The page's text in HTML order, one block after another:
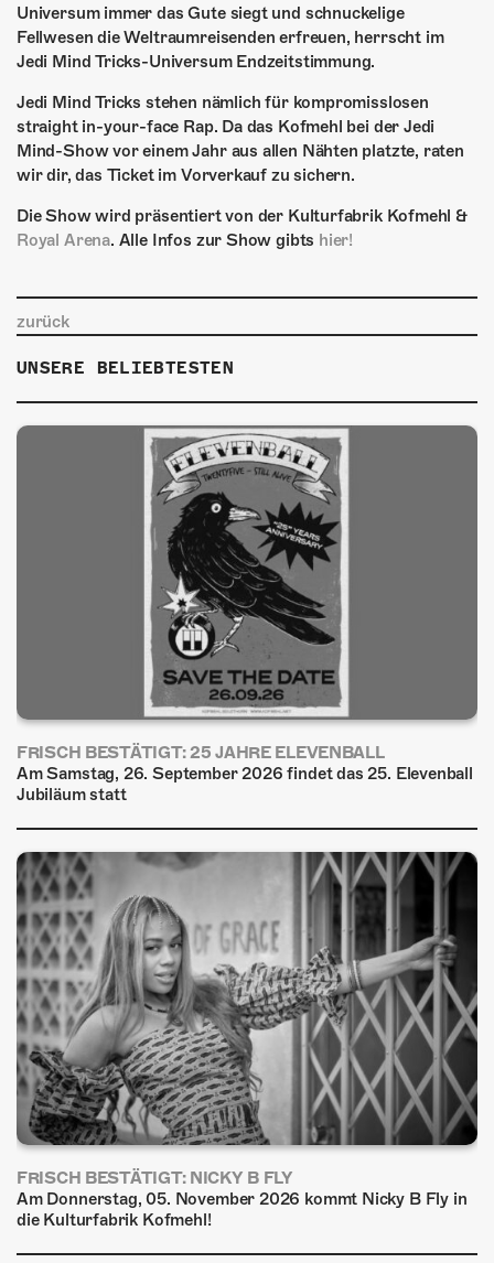
Universum immer das Gute siegt und schnuckelige
Fellwesen die Weltraumreisenden erfreuen, herrscht im
Jedi Mind Tricks-Universum Endzeitstimmung.
Jedi Mind Tricks stehen nämlich für kompromisslosen
straight in-your-face Rap. Da das Kofmehl bei der Jedi
Mind-Show vor einem Jahr aus allen Nähten platzte, raten
wir dir, das Ticket im Vorverkauf zu sichern.
Die Show wird präsentiert von der Kulturfabrik Kofmehl &
Royal Arena. Alle Infos zur Show gibts hier!
zurück
UNSERE BELIEBTESTEN
FRISCH BESTÄTIGT: 25 JAHRE ELEVENBALL
Am Samstag, 26. September 2026 findet das 25. Elevenball
Jubiläum statt
FRISCH BESTÄTIGT: NICKY B FLY
Am Donnerstag, 05. November 2026 kommt Nicky B Fly in
die Kulturfabrik Kofmehl!